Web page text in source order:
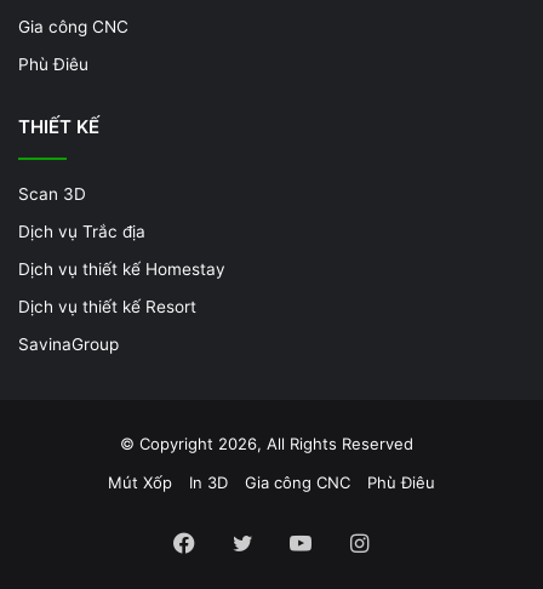
Gia công CNC
Phù Điêu
THIẾT KẾ
Scan 3D
Dịch vụ Trắc địa
Dịch vụ thiết kế Homestay
Dịch vụ thiết kế Resort
SavinaGroup
© Copyright 2026, All Rights Reserved
Mút Xốp
In 3D Gia công CNC Phù Điêu
Facebook
Twitter YouTubeInstagram